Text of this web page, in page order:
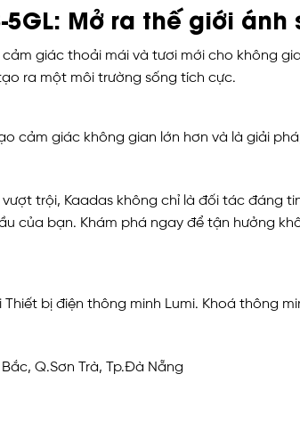
5GL: Mở ra thế giới
giác thoải mái và tươi mới cho không
ra một môi trường sống tích cực.
cảm giác không gian lớn hơn và là giải
trội, Kaadas không chỉ là đối tác đáng
của bạn. Khám phá ngay để tận hưởng
bị điện thông minh Lumi. Khoá thông
Q.Sơn Trà, Tp.Đà Nẵng